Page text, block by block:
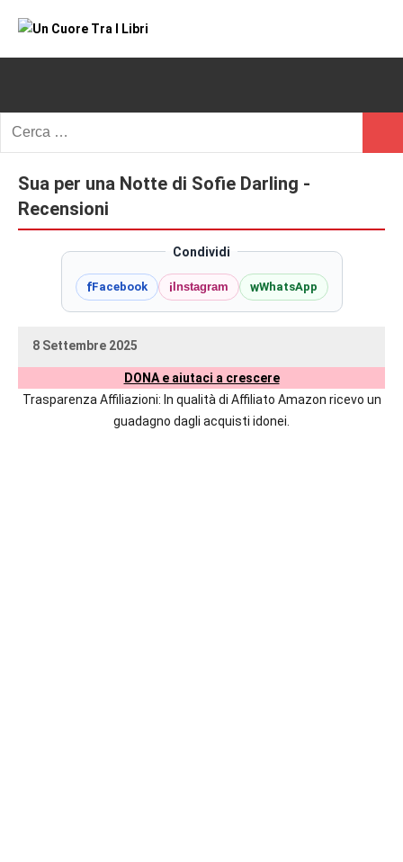
Un
Tra
I
Libri
romance
e
non
solo.
Recensioni,
delle
autrici
Sua per una Notte di Sofie Darling -
Recensioni
Condividi
fFacebook i Instagram wWhatsApp
8 Settembre 2025
DONA e aiutaci a crescere
Trasparenza Affiliazioni: In qualità di Affiliato Amazon ricevo un
guadagno dagli acquisti idonei.